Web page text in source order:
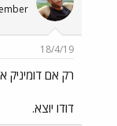
18/4/19
רק אם דומיניק
דודו יוצא.